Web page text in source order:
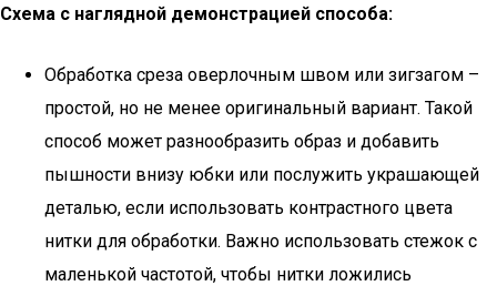
Схема с наглядной демонстрацией способа:
Обработка среза оверлочным швом или зигзагом –
простой, но не менее оригинальный вариант. Такой
способ может разнообразить образ и добавить
пышности внизу юбки или послужить украшающей
деталью, если использовать контрастного цвета
нитки для обработки. Важно использовать стежок с
маленькой частотой, чтобы нитки ложились